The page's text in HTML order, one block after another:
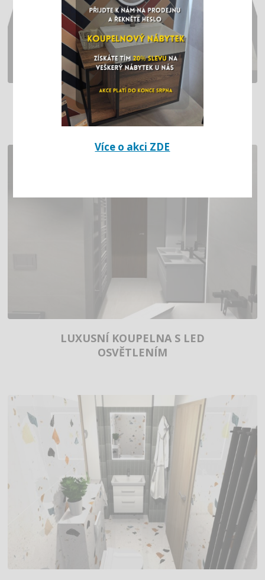
SVĚTLÁ KOUPELNA V RODINNÉM DOMĚ
LUXUSNÍ KOUPELNA S LED
OSVĚTLENÍM
Více o akci ZDE